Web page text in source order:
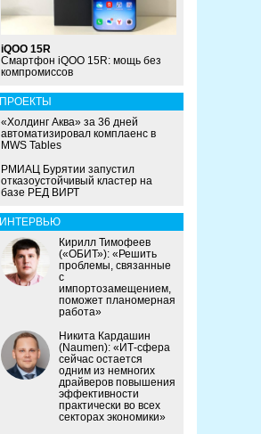
iQOO 15R
Смартфон iQOO 15R: мощь без
компромиссов
ПРОЕКТЫ
«Холдинг Аква» за 36 дней
автоматизировал комплаенс в
MWS Tables
РМИАЦ Бурятии запустил
отказоустойчивый кластер на
базе РЕД ВИРТ
ИНТЕРВЬЮ
Кирилл Тимофеев
(«ОБИТ»): «Решить
проблемы, связанные
с
импортозамещением,
поможет планомерная
работа»
Никита Кардашин
(Naumen): «ИТ-сфера
сейчас остается
одним из немногих
драйверов повышения
эффективности
практически во всех
секторах экономики»